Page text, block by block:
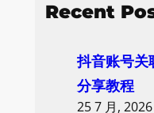
r
Recent
抖音账号关
分享教程
25 7 月, 2026